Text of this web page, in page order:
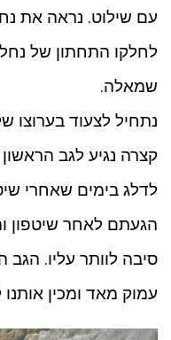
עם שילוט. נראה את
לחלקו התחתון של
שמאלה.
נתחיל לצעוד בערוצו
קצרה נגיע לגב
לדלג בימים שאחרי
הגעתם לאחר שיטפון
סיבה לוותר עליו.
עמוק מאד ומכין